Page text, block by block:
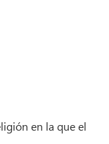
en la que el